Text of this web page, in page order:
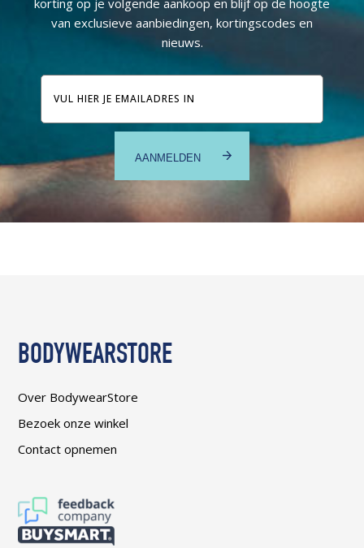
van exclusieve aanbiedingen, kortingscodes en
nieuws.
E-
mailadres
BODYWEARSTORE
Over BodywearStore
Bezoek onze winkel
Contact opnemen